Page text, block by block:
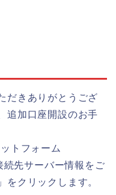
だきありがとうござ
追加口座開設のお手
トフォーム
続先サーバー情報をご
」をクリックします。